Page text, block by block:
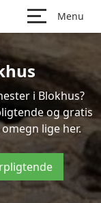
Menu
i Blokhus?
og gratis
lige her.